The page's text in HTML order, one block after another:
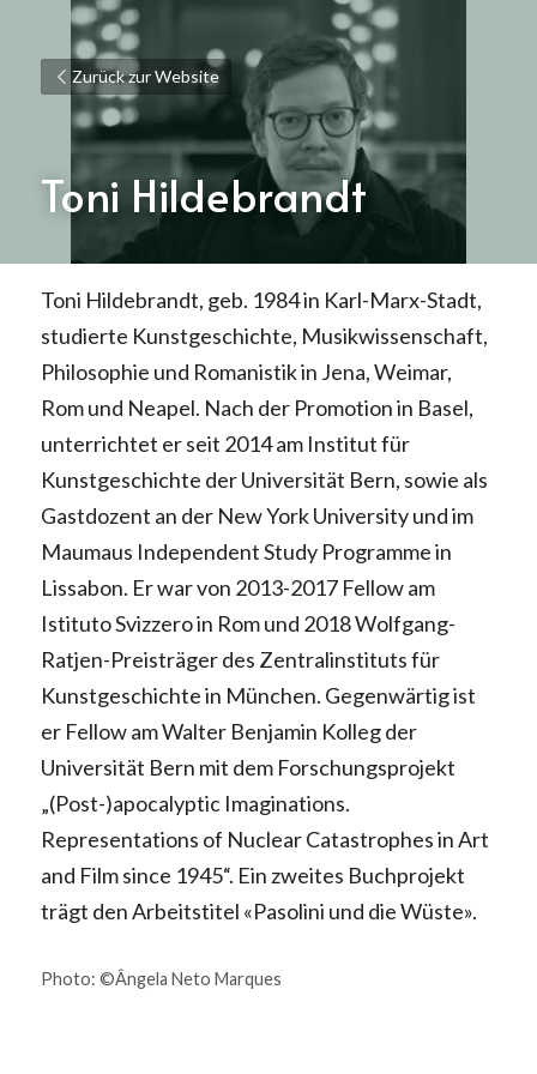
Zurück zur Website
Toni Hildebrandt
Toni Hildebrandt, geb. 1984 in Karl-Marx-Stadt,
studierte Kunstgeschichte, Musikwissenschaft,
Philosophie und Romanistik in Jena, Weimar,
Rom und Neapel. Nach der Promotion in Basel,
unterrichtet er seit 2014 am Institut für
Kunstgeschichte der Universität Bern, sowie als
Gastdozent an der New York University und im
Maumaus Independent Study Programme in
Lissabon. Er war von 2013-2017 Fellow am
Istituto Svizzero in Rom und 2018 Wolfgang-
Ratjen-Preisträger des Zentralinstituts für
Kunstgeschichte in München. Gegenwärtig ist
er Fellow am Walter Benjamin Kolleg der
Universität Bern mit dem Forschungsprojekt
„(Post-)apocalyptic Imaginations.
Representations of Nuclear Catastrophes in Art
and Film since 1945“. Ein zweites Buchprojekt
trägt den Arbeitstitel «Pasolini und die Wüste».
Photo: ©Ângela Neto Marques